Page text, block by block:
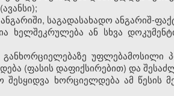
საგადასახადო ანგარიშ-
ხელშეკრულება ან სხვა
უფლებამოსილი
(ფასის დაფიქსირებით) და
ხორციელდება ამ წესის